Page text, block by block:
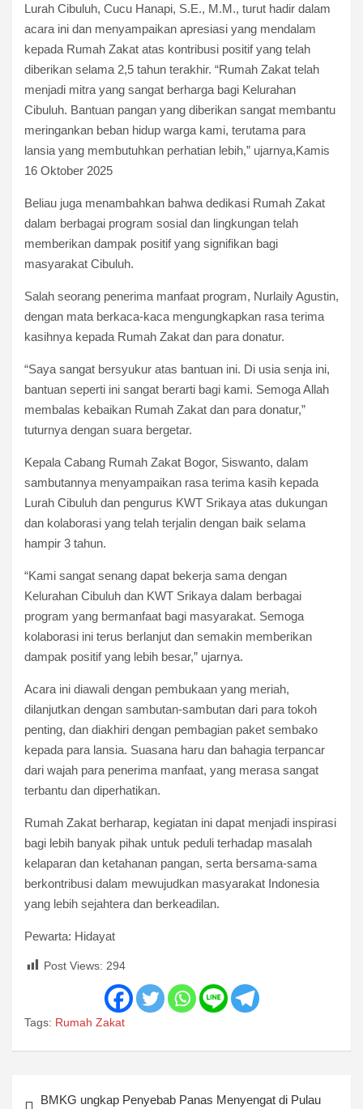
Lurah Cibuluh, Cucu Hanapi, S.E., M.M., turut hadir dalam
acara ini dan menyampaikan apresiasi yang mendalam
kepada Rumah Zakat atas kontribusi positif yang telah
diberikan selama 2,5 tahun terakhir. “Rumah Zakat telah
menjadi mitra yang sangat berharga bagi Kelurahan
Cibuluh. Bantuan pangan yang diberikan sangat membantu
meringankan beban hidup warga kami, terutama para
lansia yang membutuhkan perhatian lebih,” ujarnya,Kamis
16 Oktober 2025
Beliau juga menambahkan bahwa dedikasi Rumah Zakat
dalam berbagai program sosial dan lingkungan telah
memberikan dampak positif yang signifikan bagi
masyarakat Cibuluh.
Salah seorang penerima manfaat program, Nurlaily Agustin,
dengan mata berkaca-kaca mengungkapkan rasa terima
kasihnya kepada Rumah Zakat dan para donatur.
“Saya sangat bersyukur atas bantuan ini. Di usia senja ini,
bantuan seperti ini sangat berarti bagi kami. Semoga Allah
membalas kebaikan Rumah Zakat dan para donatur,”
tuturnya dengan suara bergetar.
Kepala Cabang Rumah Zakat Bogor, Siswanto, dalam
sambutannya menyampaikan rasa terima kasih kepada
Lurah Cibuluh dan pengurus KWT Srikaya atas dukungan
dan kolaborasi yang telah terjalin dengan baik selama
hampir 3 tahun.
“Kami sangat senang dapat bekerja sama dengan
Kelurahan Cibuluh dan KWT Srikaya dalam berbagai
program yang bermanfaat bagi masyarakat. Semoga
kolaborasi ini terus berlanjut dan semakin memberikan
dampak positif yang lebih besar,” ujarnya.
Acara ini diawali dengan pembukaan yang meriah,
dilanjutkan dengan sambutan-sambutan dari para tokoh
penting, dan diakhiri dengan pembagian paket sembako
kepada para lansia. Suasana haru dan bahagia terpancar
dari wajah para penerima manfaat, yang merasa sangat
terbantu dan diperhatikan.
Rumah Zakat berharap, kegiatan ini dapat menjadi inspirasi
bagi lebih banyak pihak untuk peduli terhadap masalah
kelaparan dan ketahanan pangan, serta bersama-sama
berkontribusi dalam mewujudkan masyarakat Indonesia
yang lebih sejahtera dan berkeadilan.
Pewarta: Hidayat
Post Views: 294
Tags: Rumah Zakat
BMKG ungkap Penyebab Panas Menyengat di Pulau